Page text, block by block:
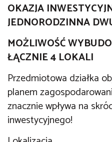
OKAZJA
JEDNORODZINNA
MOŻLIWOŚĆ
ŁĄCZNIE 4 LOKALI
Przedmiotowa działka
planem
znacznie wpływa na
inwestycyjnego!